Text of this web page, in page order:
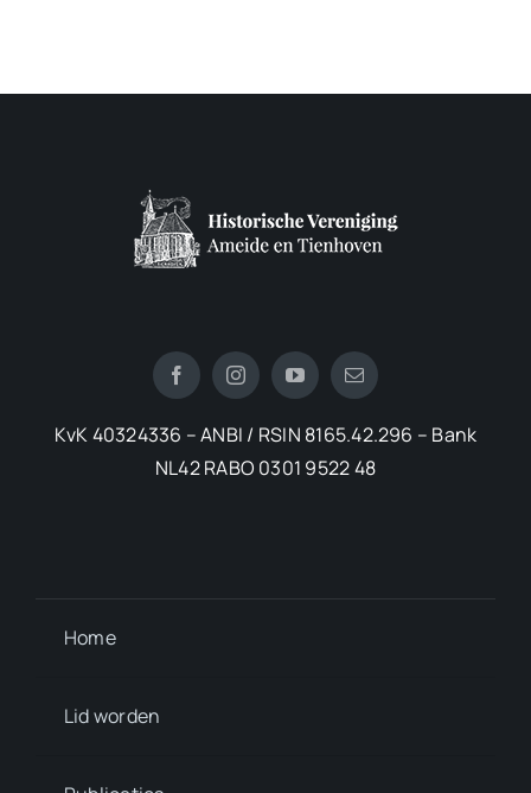
KvK 40324336 – ANBI / RSIN 8165.42.296 – Bank
NL42 RABO 0301 9522 48
Home
Lid worden